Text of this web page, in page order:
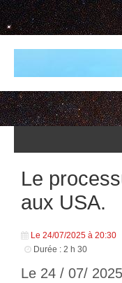
Le
aux USA.
Le 24/07/2025 à 20:30
Durée : 2 h 30
Le 24 / 07/